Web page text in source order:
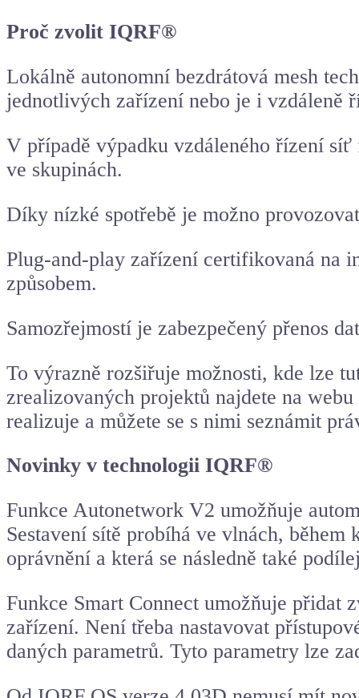
Proč zvolit IQRF®
Lokálně autonomní bezdrátová mesh
jednotlivých zařízení nebo je i vzdáleně
V případě výpadku vzdáleného řízení
ve skupinách.
Díky nízké spotřebě je možno
Plug-and-play zařízení certifikovaná na
způsobem.
Samozřejmostí je zabezpečený přenos
To výrazně rozšiřuje možnosti, kde lze
zrealizovaných projektů najdete na
realizuje a můžete se s nimi seznámit
Novinky v technologii IQRF®
Funkce Autonetwork V2 umožňuje
Sestavení sítě probíhá ve vlnách,
oprávnění a která se následně také
Funkce Smart Connect umožňuje přidat
zařízení. Není třeba nastavovat
daných parametrů. Tyto parametry lze